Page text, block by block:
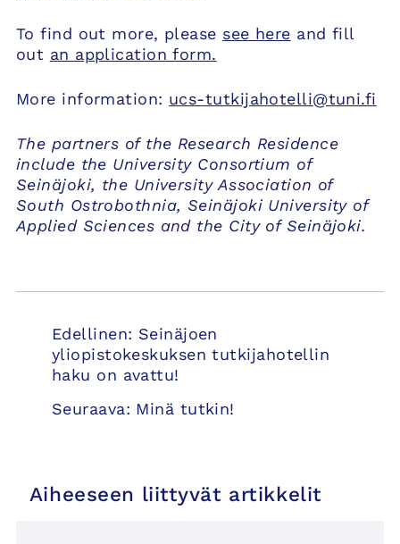
To find out more, please see here and fill
out an application form.
More information: ucs-tutkijahotelli@tuni.fi
The partners of the Research Residence
include the University Consortium of
Seinäjoki, the University Association of
South Ostrobothnia, Seinäjoki University of
Applied Sciences and the City of Seinäjoki.
Artikkelien
selaus
Edellinen: Seinäjoen
yliopistokeskuksen tutkijahotellin
haku on avattu!
Seuraava: Minä tutkin!
Aiheeseen liittyvät artikkelit